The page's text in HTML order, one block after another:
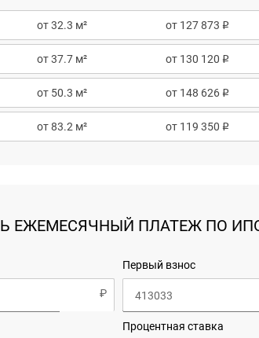
от 32.3 м² от 127 873
от 37.7 м² от 130 120
от 50.3 м² от 148 626
от 83.2 м² от 119 350
ЕЖЕМЕСЯЧНЫЙ ПЛАТЕЖ ПО
Первый взнос
Процентная ставка